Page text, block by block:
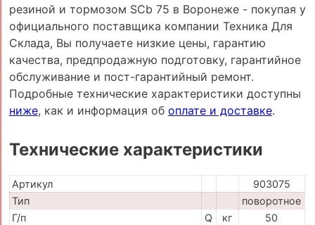
резиной и тормозом SCb 75 в Воронеже - покупая у
официального поставщика компании Техника Для
Склада, Вы получаете низкие цены, гарантию
качества, предпродажную подготовку, гарантийное
обслуживание и пост-гарантийный ремонт.
Подробные технические характеристики доступны
ниже, как и информация об оплате и доставке.
Технические характеристики
Артикул
903075
Тип
поворотное
Г/п
Q кг
50